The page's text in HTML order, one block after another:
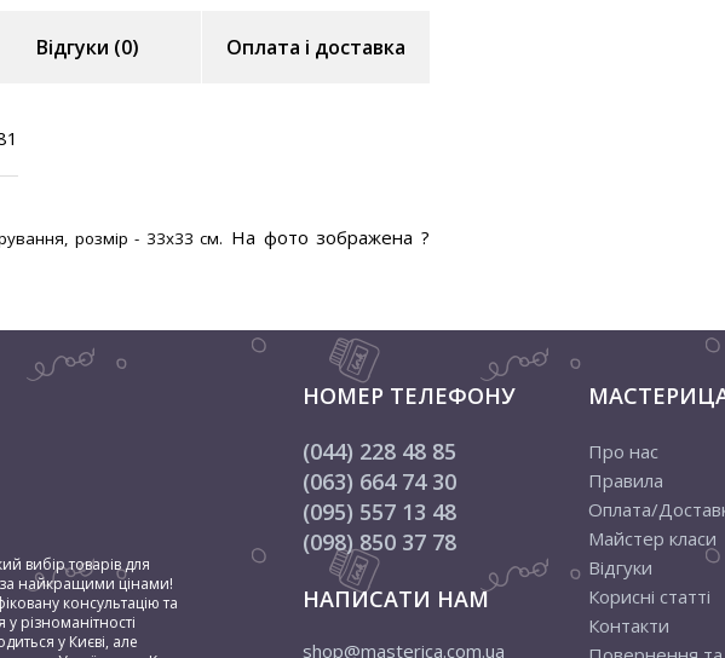
Відгуки (0) Оплата і доставка
розмір - 33х33 см. На фото зображена ?
вибір товарів для
за найкращими цінами!
консультацію та
різноманітності
у Києві, але
НОМЕР ТЕЛЕФОНУ
(044) 228 48 85
(063) 664 74 30
(095) 557 13 48
(098) 850 37 78
НАПИСАТИ НАМ
shop@masterica.com.ua
Про нас
Правила
Оплата/
Майстер класи
Відгуки
Корисні статті
Контакти